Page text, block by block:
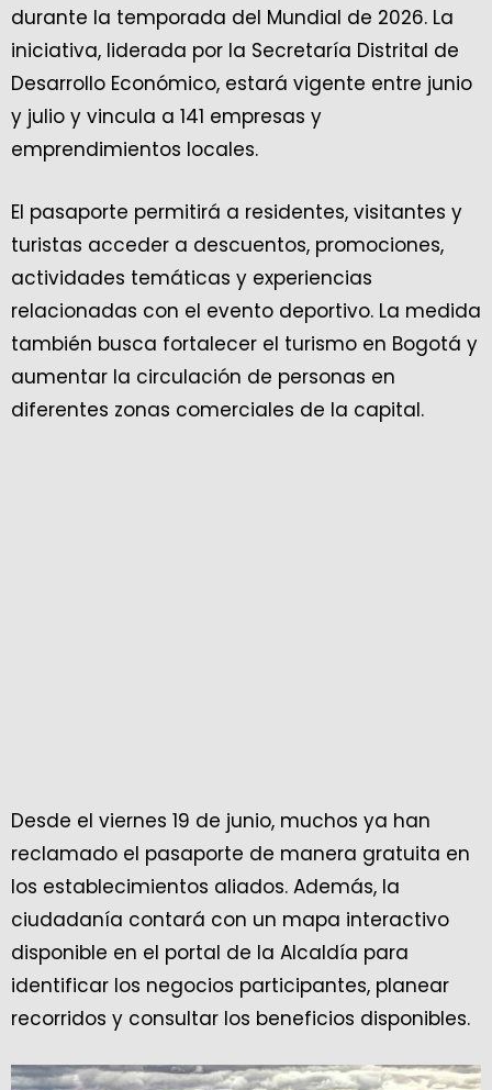
durante la temporada del Mundial de 2026. La
iniciativa, liderada por la Secretaría Distrital de
Desarrollo Económico, estará vigente entre junio
y julio y vincula a 141 empresas y
emprendimientos locales.
El pasaporte permitirá a residentes, visitantes y
turistas acceder a descuentos, promociones,
actividades temáticas y experiencias
relacionadas con el evento deportivo. La medida
también busca fortalecer el turismo en Bogotá y
aumentar la circulación de personas en
diferentes zonas comerciales de la capital.
Desde el viernes 19 de junio, muchos ya han
reclamado el pasaporte de manera gratuita en
los establecimientos aliados. Además, la
ciudadanía contará con un mapa interactivo
disponible en el portal de la Alcaldía para
identificar los negocios participantes, planear
recorridos y consultar los beneficios disponibles.